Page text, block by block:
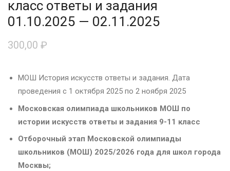
класс ответы и задания
01.10.2025 — 02.11.2025
300,00 ₽
МОШ История искусств ответы и задания. Дата
проведения с 1 октября 2025 по 2 ноября 2025
Московская олимпиада школьников МОШ по
истории искусств ответы и задания 9-11 класс
Отборочный этап Московской олимпиады
школьников (МОШ) 2025/2026 года для школ города
Москвы;